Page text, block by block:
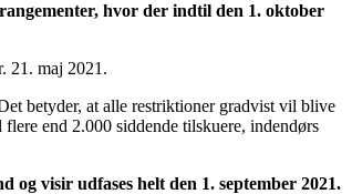
hvor der indtil den 1. oktober
21. maj 2021.
betyder, at alle restriktioner gradvist vil blive
end 2.000 siddende tilskuere, indendørs
visir udfases helt den 1. september 2021.